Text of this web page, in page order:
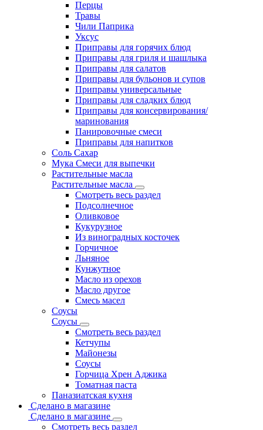
Перцы
Травы
Чили Паприка
Уксус
Приправы для горячих блюд
Приправы для гриля и шашлыка
Приправы для салатов
Приправы для бульонов и супов
Приправы универсальные
Приправы для сладких блюд
Приправы для консервирования/
маринования
Панировочные смеси
Приправы для напитков
Соль Сахар
Мука Смеси для выпечки
Растительные масла
Растительные масла
Смотреть весь раздел
Подсолнечное
Оливковое
Кукурузное
Из виноградных косточек
Горчичное
Льняное
Кунжутное
Масло из орехов
Масло другое
Смесь масел
Соусы
Соусы
Смотреть весь раздел
Кетчупы
Майонезы
Соусы
Горчица Хрен Аджика
Томатная паста
Паназиатская кухня
Сделано в магазине
Сделано в магазине
Смотреть весь раздел